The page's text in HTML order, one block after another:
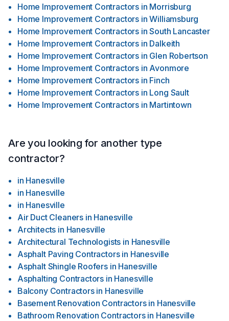
Home Improvement Contractors in Morrisburg
Home Improvement Contractors in Williamsburg
Home Improvement Contractors in South Lancaster
Home Improvement Contractors in Dalkeith
Home Improvement Contractors in Glen Robertson
Home Improvement Contractors in Avonmore
Home Improvement Contractors in Finch
Home Improvement Contractors in Long Sault
Home Improvement Contractors in Martintown
Are you looking for another type
contractor?
in Hanesville
in Hanesville
in Hanesville
Air Duct Cleaners in Hanesville
Architects in Hanesville
Architectural Technologists in Hanesville
Asphalt Paving Contractors in Hanesville
Asphalt Shingle Roofers in Hanesville
Asphalting Contractors in Hanesville
Balcony Contractors in Hanesville
Basement Renovation Contractors in Hanesville
Bathroom Renovation Contractors in Hanesville